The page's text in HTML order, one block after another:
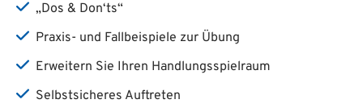
„Dos & Don‘ts“
Praxis- und Fallbeispiele zur Übung
Erweitern Sie Ihren Handlungsspielraum
Selbstsicheres Auftreten